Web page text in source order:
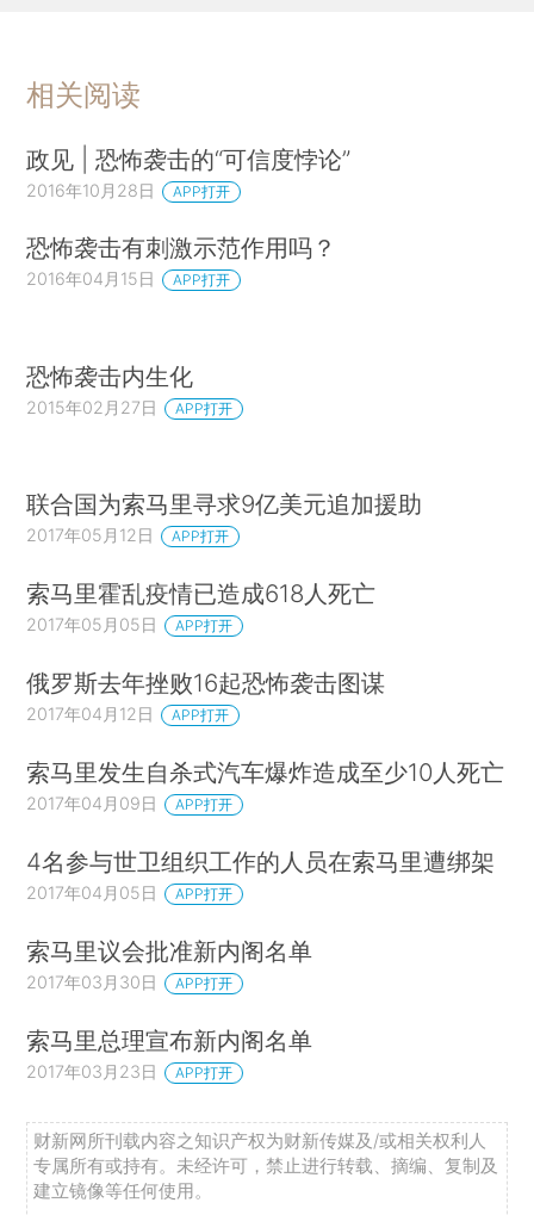
相关阅读
政见 | 恐怖袭击的“可信度悖论”
2016年10月28日 APP打开
恐怖袭击有刺激示范作用吗？
2016年04月15日 APP打开
恐怖袭击内生化
2015年02月27日 APP打开
联合国为索马里寻求9亿美元追加援助
2017年05月12日 APP打开
索马里霍乱疫情已造成618人死亡
2017年05月05日 APP打开
俄罗斯去年挫败16起恐怖袭击图谋
2017年04月12日 APP打开
索马里发生自杀式汽车爆炸造成至少10人死亡
2017年04月09日 APP打开
4名参与世卫组织工作的人员在索马里遭绑架
2017年04月05日 APP打开
索马里议会批准新内阁名单
2017年03月30日 APP打开
索马里总理宣布新内阁名单
2017年03月23日 APP打开
财新网所刊载内容之知识产权为财新传媒及/或相关权利人
专属所有或持有。未经许可，禁止进行转载、摘编、复制及
建立镜像等任何使用。